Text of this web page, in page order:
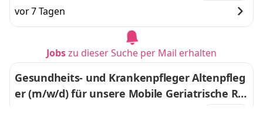
vor 7 Tagen
Jobszu dieser Suche per Mail erhalten
Gesundheits- und Krankenpfleger Altenpfleg
er (m/w/d) für unsere Mobile Geriatrische Re